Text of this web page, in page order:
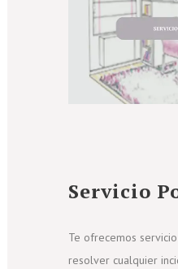
Servicio
Te ofrecemos
resolver cualquier